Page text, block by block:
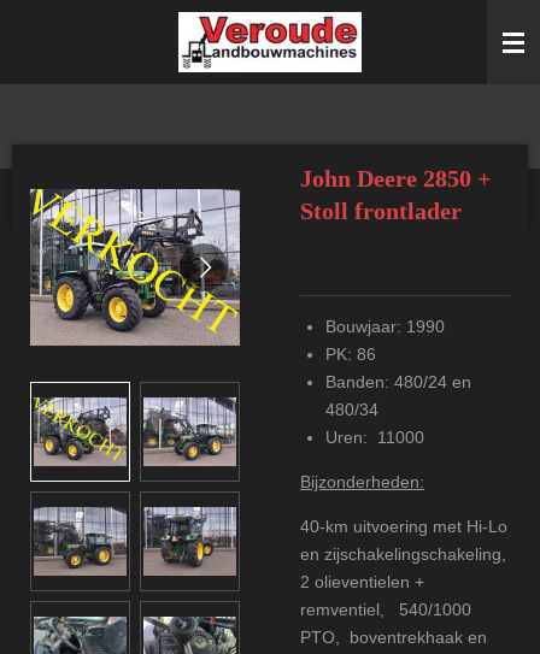
John Deere 2850 +
Stoll frontlader
Bouwjaar: 1990
PK: 86
Banden: 480/24 en
480/34
Uren: 11000
Bijzonderheden:
40-km uitvoering met Hi-Lo
en zijschakelingschakeling,
2 olieventielen +
remventiel, 540/1000
PTO, boventrekhaak en